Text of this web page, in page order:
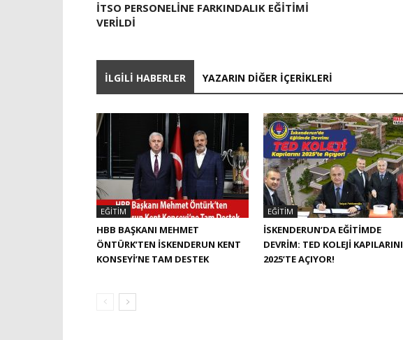
İTSO PERSONELINE FARKINDALIK EĞITIMI
VERILDI
İLGILI HABERLER YAZARIN DIĞER İÇERIKLERI
EĞITIM
HBB BAŞKANI MEHMET
ÖNTÜRK’TEN İSKENDERUN KENT
KONSEYI’NE TAM DESTEK
EĞITIM
İSKENDERUN’DA EĞITIMDE
DEVRIM: TED KOLEJI KAPILARINI
2025’TE AÇIYOR!